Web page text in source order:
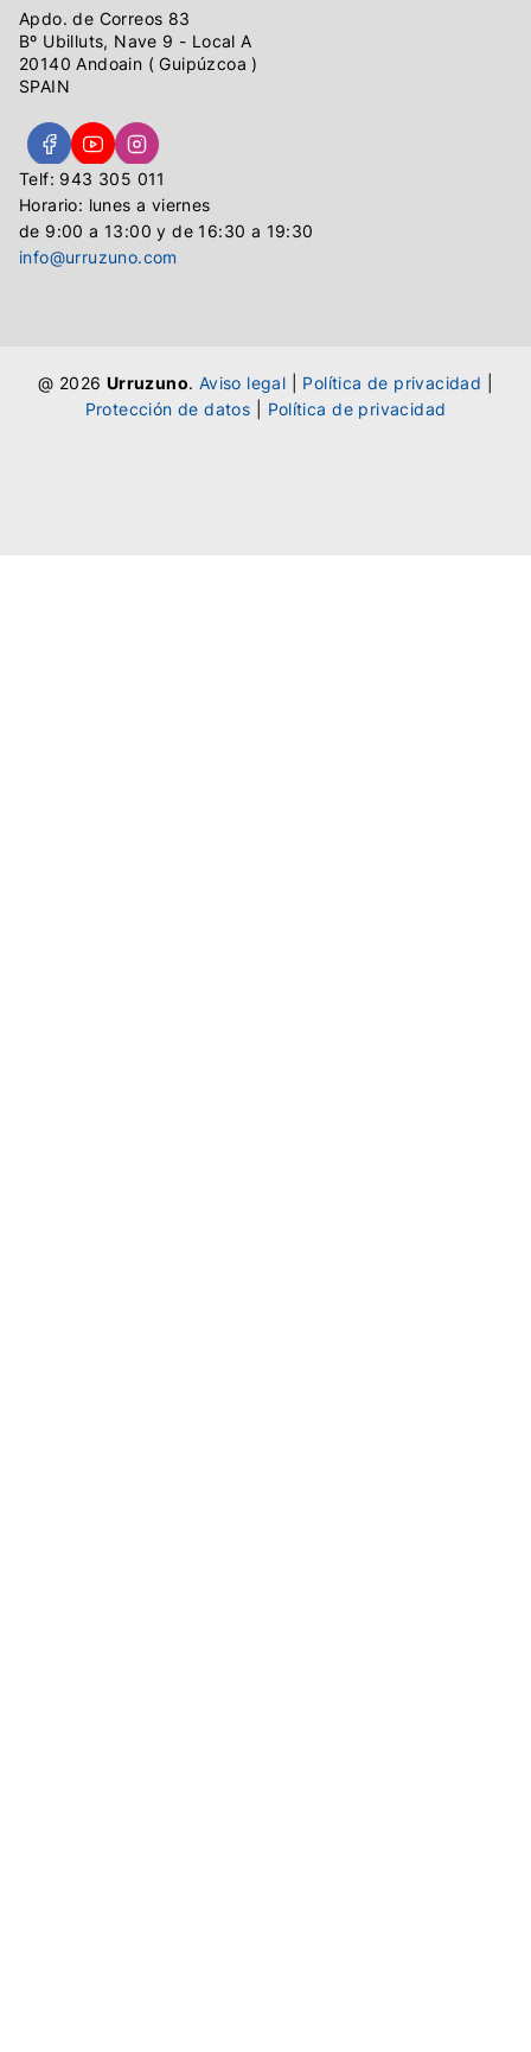
Apdo. de Correos 83
Bº Ubilluts, Nave 9 - Local A
20140 Andoain ( Guipúzcoa )
SPAIN
Telf: 943 305 011
Horario: lunes a viernes
de 9:00 a 13:00 y de 16:30 a 19:30
info@urruzuno.com
@ 2026 Urruzuno. Aviso legal Política de privacidad
Protección de datos
Política de privacidad